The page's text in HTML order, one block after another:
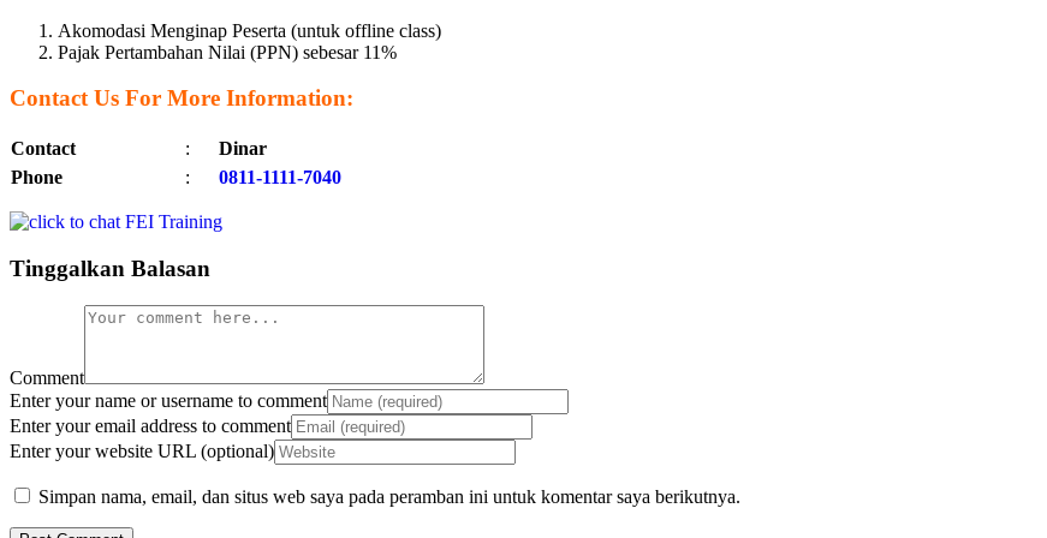
Akomodasi Menginap Peserta (untuk offline class)
Pajak Pertambahan Nilai (PPN) sebesar 11%
Contact Us For More Information:
Contact :
Dinar
Phone
: 0811-1111-7040
Tinggalkan Balasan
Comment
Enter your name or username to comment
Enter your email address to comment
Enter your website URL (optional)
Simpan nama, email, dan situs web saya pada peramban ini untuk komentar saya berikutnya.